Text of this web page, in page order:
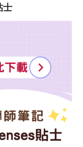
士